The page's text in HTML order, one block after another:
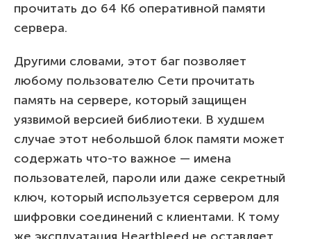
прочитать до 64 Кб оперативной памяти
сервера.
Другими словами, этот баг позволяет
любому пользователю Сети прочитать
память на сервере, который защищен
уязвимой версией библиотеки. В худшем
случае этот небольшой блок памяти может
содержать что-то важное — имена
пользователей, пароли или даже секретный
ключ, который используется сервером для
шифровки соединений с клиентами. К тому